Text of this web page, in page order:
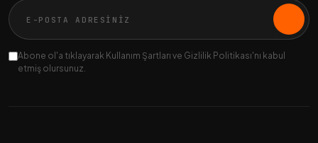
Abone ol'a tıklayarak Kullanım Şartları ve Gizlilik Politikası'nı kabul
etmiş olursunuz.